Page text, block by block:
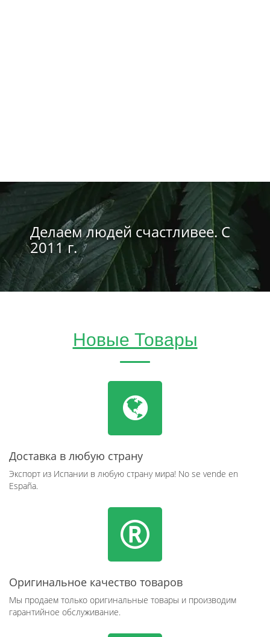
Делаем людей счастливее. С
2011 г.
Новые Товары
Доставка в любую страну
Экспорт из Испании в любую страну мира! No se vende en
España.
Оригинальное качество товаров
Мы продаем только оригинальные товары и производим
гарантийное обслуживание.